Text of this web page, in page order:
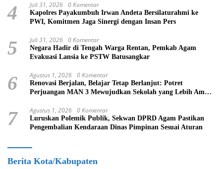
4 Juli 31, 2026 0 Komentar
Kapolres Payakumbuh Irwan Andeta Bersilaturahmi ke
PWI, Komitmen Jaga Sinergi dengan Insan Pers
5 Juli 31, 2026 0 Komentar
Negara Hadir di Tengah Warga Rentan, Pemkab Agam
Evakuasi Lansia ke PSTW Batusangkar
6 Agustus 1, 2026 0 Komentar
Renovasi Berjalan, Belajar Tetap Berlanjut: Potret
Perjuangan MAN 3 Mewujudkan Sekolah yang Lebih Aman
7 Agustus 1, 2026 0 Komentar
Luruskan Polemik Publik, Sekwan DPRD Agam Pastikan
Pengembalian Kendaraan Dinas Pimpinan Sesuai Aturan
Berita Kota/Kabupaten